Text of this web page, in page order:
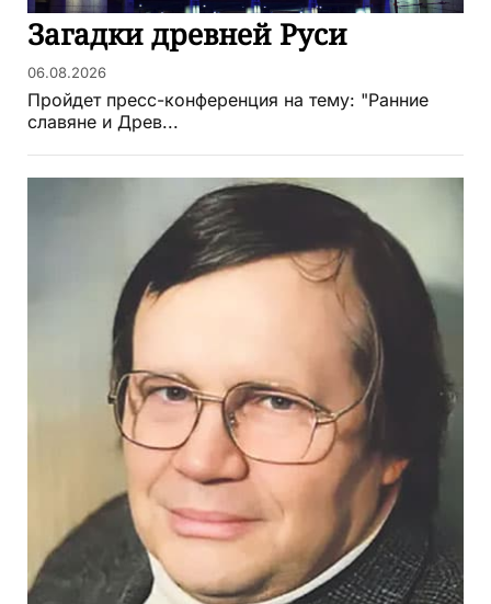
Загадки древней Руси
06.08.2026
Пройдет пресс-конференция на тему: "Ранние
славяне и Древ...